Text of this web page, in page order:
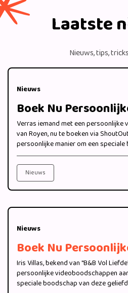
Laatste
Nieuws, tips,
Nieuws
Verras iemand met een persoonlijke
van Royen, nu te boeken via
persoonlijke manier om een
brengen.
Nieuws
Nieuws
Iris Villas, bekend van "B&B Vol
persoonlijke videoboodschappen
speciale boodschap van deze